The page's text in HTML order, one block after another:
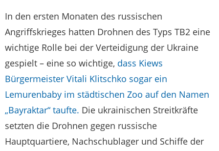
In den ersten Monaten des russischen
Angriffskrieges hatten Drohnen des Typs TB2 eine
wichtige Rolle bei der Verteidigung der Ukraine
gespielt – eine so wichtige, dass Kiews
Bürgermeister Vitali Klitschko sogar ein
Lemurenbaby im städtischen Zoo auf den Namen
„Bayraktar“ taufte. Die ukrainischen Streitkräfte
setzten die Drohnen gegen russische
Hauptquartiere, Nachschublager und Schiffe der